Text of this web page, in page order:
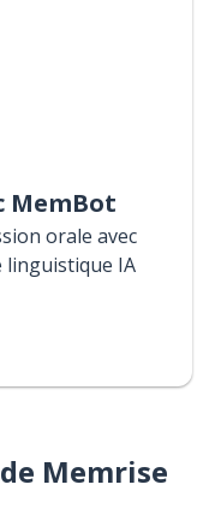
MemBot
orale avec
IA
Memrise